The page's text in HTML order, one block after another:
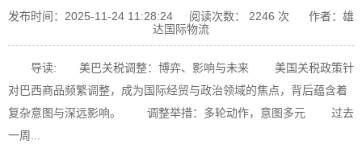
发布时间：2025-11-24 11:28:24 阅读次数： 2246 次
作者：雄
达国际物流
导读: 美巴关税调整：博弈、影响与未来 美国关税政策针
对巴西商品频繁调整，成为国际经贸与政治领域的焦点，背后蕴含着
复杂意图与深远影响。 调整举措：多轮动作，意图多元 过去
一周...